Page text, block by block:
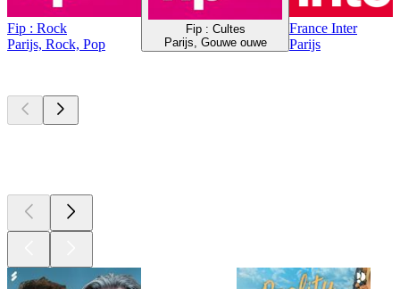
Fip : Rock
Parijs, Rock, Pop
Fip : Cultes
Parijs, Gouwe ouwe
France Inter
Parijs